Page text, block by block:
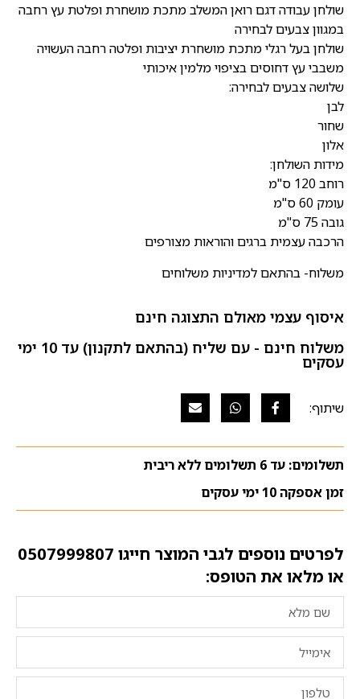
שולחן עבודה דגם רואן המשלב מתכת מושחרת ופלטת עץ רחבה
במגוון צבעים לבחירה
שולחן בעל רגלי מתכת מושחרת יציבות ופלטה רחבה העשויה
משבבי עץ דחוסים בציפוי מלמין איכותי
שלושה צבעים לבחירה:
לבן
שחור
אלון
מידות השולחן:
רוחב 120 ס"מ
עומק 60 ס"מ
גובה 75 ס"מ
הרכבה עצמית ברגים והוראות מצורפים
משלוח- בהתאם למדיניות משלוחים
איסוף עצמי מאולם התצוגה חינם
משלוח חינם - עם שליח (בהתאם לתקנון) עד 10 ימי
עסקים
תשלומים: עד 6 תשלומים ללא ריבית
זמן אספקה 10 ימי עסקים
לפרטים נוספים לגבי המוצר חייגו 0507999807
או מלאו את הטופס: